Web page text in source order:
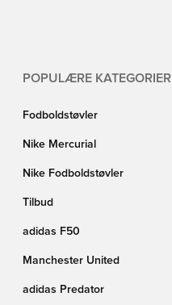
POPULÆRE KATEGORIER
Fodboldstøvler
Nike Mercurial
Nike Fodboldstøvler
Tilbud
adidas F50
Manchester United
adidas Predator